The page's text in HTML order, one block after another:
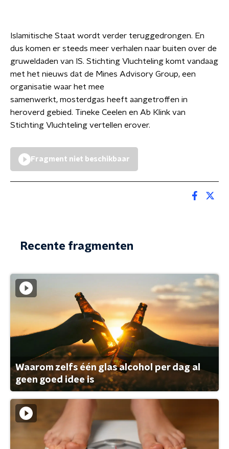
Islamitische Staat wordt verder teruggedrongen. En
dus komen er steeds meer verhalen naar buiten over de
gruweldaden van IS. Stichting Vluchteling komt vandaag
met het nieuws dat de Mines Advisory Group, een
organisatie waar het mee
samenwerkt, mosterdgas heeft aangetroffen in
heroverd gebied. Tineke Ceelen en Ab Klink van
Stichting Vluchteling vertellen erover.
Fragment niet beschikbaar
Recente fragmenten
Waarom zelfs één glas alcohol per dag al
geen goed idee is